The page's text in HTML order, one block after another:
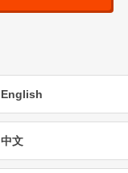
English
中文